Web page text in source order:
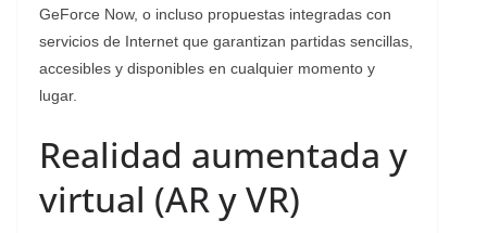
GeForce Now, o incluso propuestas integradas con
servicios de Internet que garantizan partidas sencillas,
accesibles y disponibles en cualquier momento y
lugar.
Realidad aumentada y
virtual (AR y VR)